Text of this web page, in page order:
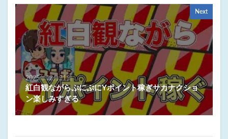
Next
2025年12月31日
紅白観ながらぷにぷにYポイント稼ぎサカナクショ
ン楽しみすぎる